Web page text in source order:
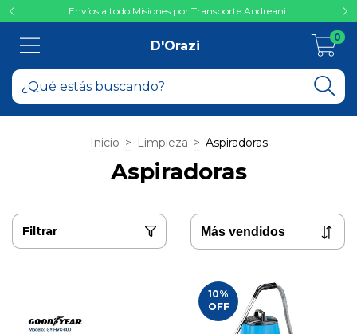
Envíos a todo Misiones por Transporte Andreani.
D'Orazi
0
Inicio > Limpieza > Aspiradoras
Aspiradoras
Filtrar
10%
OFF